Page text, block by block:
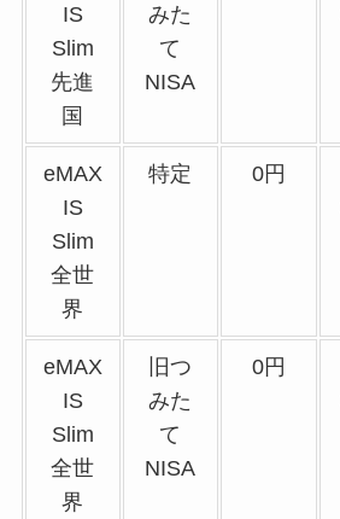
IS
Slim
先進
国
みた
て
NISA
eMAX
IS
Slim
全世
界
特定 0円
eMAX
IS
Slim
全世
界
旧つ
みた
て
NISA
0円